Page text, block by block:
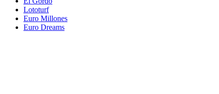
Lototurf
Euro Millones
Euro Dreams